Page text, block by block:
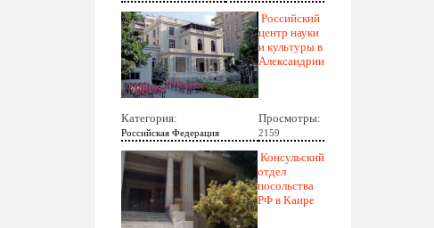
Российский
центр науки
и культуры в
Александрии
Категория:
Российская Федерация
Просмотры:
2159
Консульский
отдел
посольства
РФ в Каире